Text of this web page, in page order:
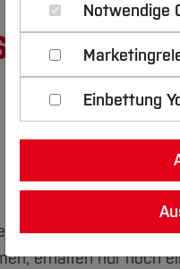
2025 ihr Studium an
erhalten nur noch
Notwendige
Einbettung